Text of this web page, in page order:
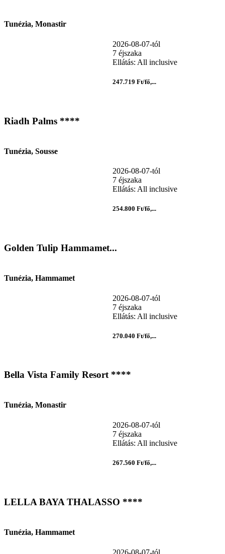
Tunézia, Monastir
2026-08-07-tól
7 éjszaka
Ellátás: All inclusive
247.719 Ft/fő,...
Riadh Palms ****
Tunézia, Sousse
2026-08-07-tól
7 éjszaka
Ellátás: All inclusive
254.800 Ft/fő,...
Golden Tulip Hammamet...
Tunézia, Hammamet
2026-08-07-tól
7 éjszaka
Ellátás: All inclusive
270.040 Ft/fő,...
Bella Vista Family Resort ****
Tunézia, Monastir
2026-08-07-tól
7 éjszaka
Ellátás: All inclusive
267.560 Ft/fő,...
LELLA BAYA THALASSO ****
Tunézia, Hammamet
2026-08-07-tól